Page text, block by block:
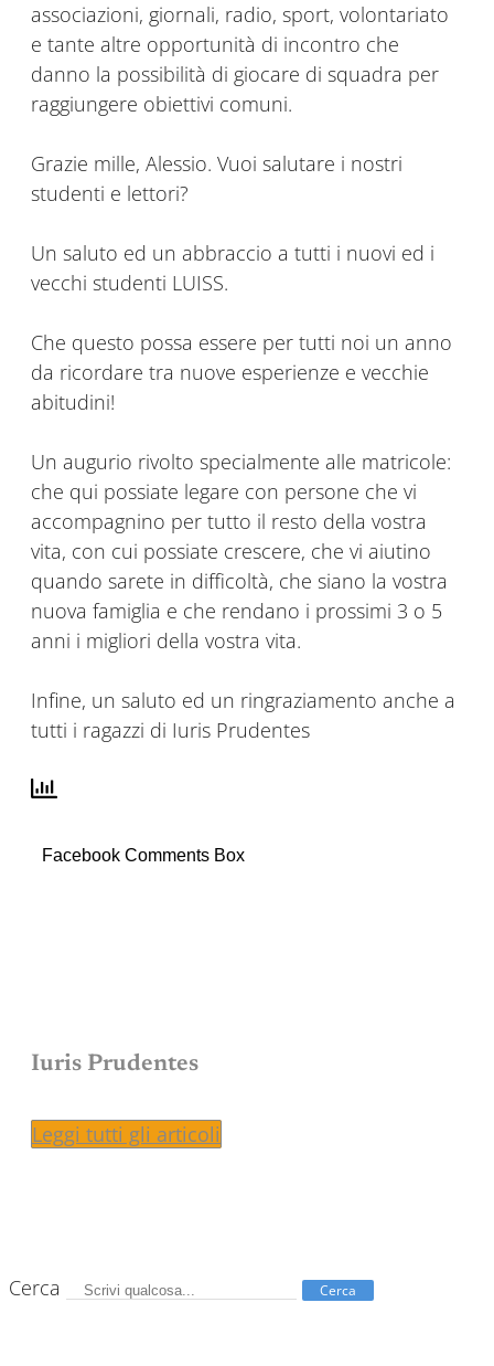
associazioni, giornali, radio, sport, volontariato
e tante altre opportunità di incontro che
danno la possibilità di giocare di squadra per
raggiungere obiettivi comuni.
Grazie mille, Alessio. Vuoi salutare i nostri
studenti e lettori?
Un saluto ed un abbraccio a tutti i nuovi ed i
vecchi studenti LUISS.
Che questo possa essere per tutti noi un anno
da ricordare tra nuove esperienze e vecchie
abitudini!
Un augurio rivolto specialmente alle matricole:
che qui possiate legare con persone che vi
accompagnino per tutto il resto della vostra
vita, con cui possiate crescere, che vi aiutino
quando sarete in difficoltà, che siano la vostra
nuova famiglia e che rendano i prossimi 3 o 5
anni i migliori della vostra vita.
Infine, un saluto ed un ringraziamento anche a
tutti i ragazzi di Iuris Prudentes
Facebook Comments Box
Iuris Prudentes
Leggi tutti gli articoli
Cerca Cerca